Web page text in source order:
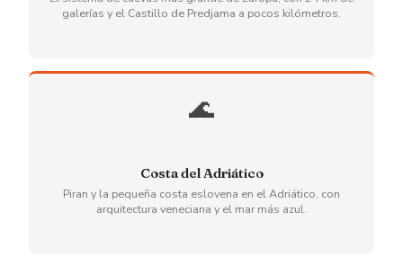
galerías y el Castillo de Predjama a pocos kilómetros.
🌊
Costa del Adriático
Piran y la pequeña costa eslovena en el Adriático, con
arquitectura veneciana y el mar más azul.